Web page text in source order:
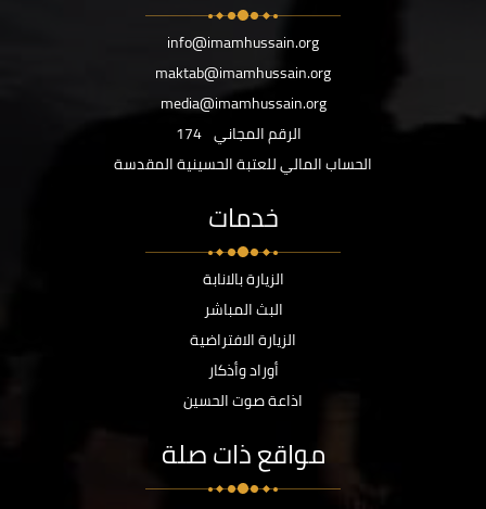
info@imamhussain.org
maktab@imamhussain.org
media@imamhussain.org
الرقم المجاني 174
الحساب المالي للعتبة الحسينية المقدسة
خدمات
الزيارة بالانابة
البث المباشر
الزيارة الافتراضية
أوراد وأذكار
اذاعة صوت الحسين
مواقع ذات صلة